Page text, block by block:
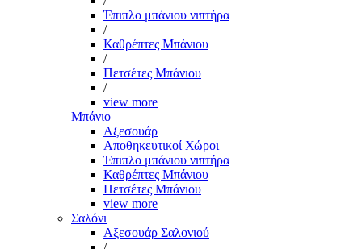
Έπιπλο μπάνιου νιπτήρα
/
Καθρέπτες Μπάνιου
/
Πετσέτες Μπάνιου
/
view more
Μπάνιο
Αξεσουάρ
Αποθηκευτικοί Χώροι
Έπιπλο μπάνιου νιπτήρα
Καθρέπτες Μπάνιου
Πετσέτες Μπάνιου
view more
Σαλόνι
Αξεσουάρ Σαλονιού